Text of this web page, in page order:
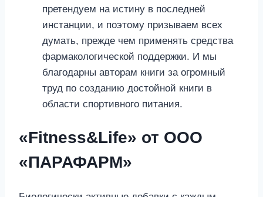
претендуем на истину в последней
инстанции, и поэтому призываем всех
думать, прежде чем применять средства
фармакологической поддержки. И мы
благодарны авторам книги за огромный
труд по созданию достойной книги в
области спортивного питания.
«Fitness&Life» от ООО
«ПАРАФАРМ»